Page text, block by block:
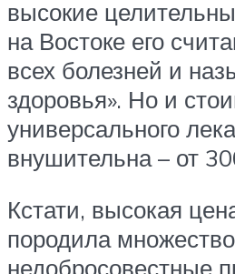
высокие
на Востоке его
всех болезней и
здоровья». Но и
универсального
внушительна – от
Кстати, высокая
породила
недобросовестные